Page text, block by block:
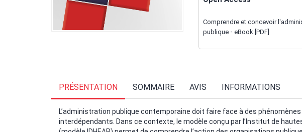
Comprendre et concevoir
publique - eBook [PDF]
PRÉSENTATION SOMMAIRE AVIS INFORMATIONS
L’administration publique contemporaine doit faire face à des
interdépendants. Dans ce contexte, le modèle conçu par l’Institut de